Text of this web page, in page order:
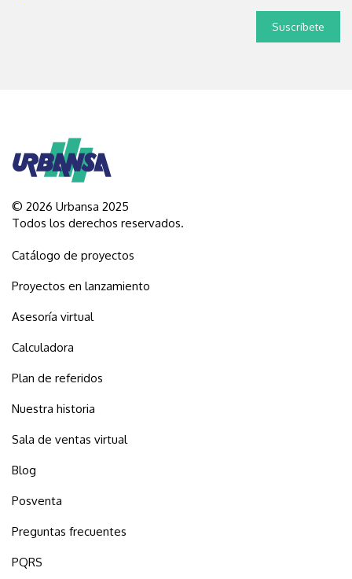
© 2026 Urbansa 2025
Todos los derechos reservados.
Catálogo de proyectos
Proyectos en lanzamiento
Asesoría virtual
Calculadora
Plan de referidos
Nuestra historia
Sala de ventas virtual
Blog
Posventa
Preguntas frecuentes
PQRS